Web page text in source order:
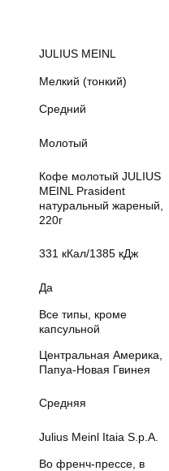
JULIUS MEINL
Мелкий (тонкий)
Средний
Молотый
Кофе молотый JULIUS
MEINL Prasident
натуральный жареный,
220г
331 кКал/1385 кДж
Да
Все типы, кроме
капсульной
Центральная Америка,
Папуа-Новая Гвинея
Средняя
Julius Meinl Itaia S.p.A.
Во френч-прессе, в